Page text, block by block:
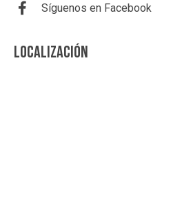
Síguenos en Facebook
LOCALIZACIÓN